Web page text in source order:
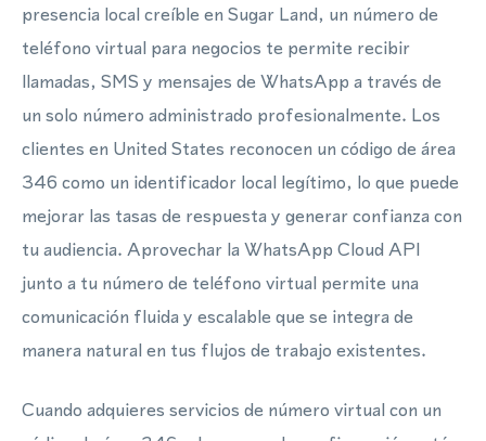
presencia local creíble en Sugar Land, un número de
teléfono virtual para negocios te permite recibir
llamadas, SMS y mensajes de WhatsApp a través de
un solo número administrado profesionalmente. Los
clientes en United States reconocen un código de área
346 como un identificador local legítimo, lo que puede
mejorar las tasas de respuesta y generar confianza con
tu audiencia. Aprovechar la WhatsApp Cloud API
junto a tu número de teléfono virtual permite una
comunicación fluida y escalable que se integra de
manera natural en tus flujos de trabajo existentes.
Cuando adquieres servicios de número virtual con un